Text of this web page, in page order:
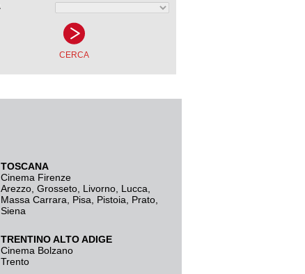
TOSCANA
Cinema Firenze
Arezzo Grosseto Livorno Lucca
Massa Carrara
Pisa Pistoia Prato
Siena
TRENTINO ALTO ADIGE
Cinema Bolzano
Trento